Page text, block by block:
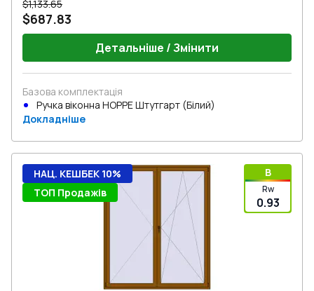
$1,133.65
$687.83
Детальніше / Змінити
Базова комплектація
Ручка віконна HOPPE Штутгарт (Білий)
Докладніше
B
Rw
0.93
НАЦ. КЕШБЕК 10%
ТОП Продажів